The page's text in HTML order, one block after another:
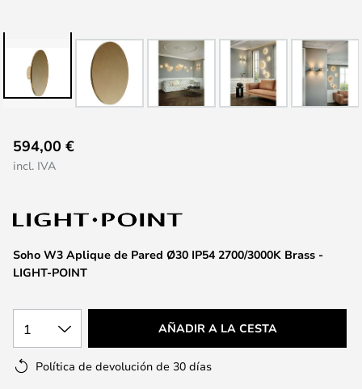
comienzo
la
galería
de
imágenes
Soho W3 Aplique de Pared Ø30 IP54 2700/3000K Brass -
LIGHT-POINT
594,00 €
incl. IVA
1 AÑADIR A LA CESTA
Política de devolución de 30 días